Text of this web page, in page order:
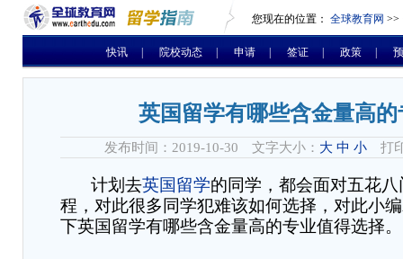
您现在的位置： 全球教育网 >>
快讯 院校动态 申请 签证 政策
英国留学有哪些含金量高的
发布时间：2019-10-30 文字大小： 大 中 小 打
计划去英国留学的同学，都会面对五花
程，对此很多同学犯难该如何选择，对此小
下英国留学有哪些含金量高的专业值得选择。